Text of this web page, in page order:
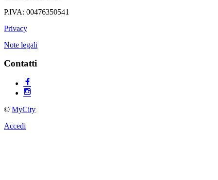
P.IVA: 00476350541
Privacy
Note legali
Contatti
© MyCity
Accedi